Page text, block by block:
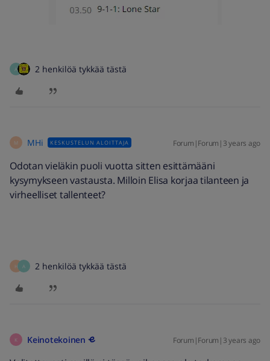
A 2 henkilöä tykkää tästä
M MHi KESKUSTELUN ALOITTAJA Forum|Forum|3 years ago
Odotan vieläkin puoli vuotta sitten esittämääni
kysymykseen vastausta. Milloin Elisa korjaa tilanteen ja
virheelliset tallenteet?
H A 2 henkilöä tykkää tästä
K Keinotekoinen Forum|Forum|3 years ago